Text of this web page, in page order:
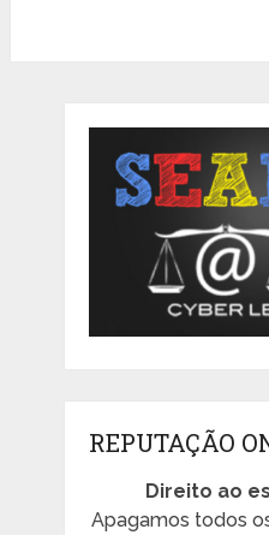
REPUTAÇÃO
Direito ao
Apagamos todos